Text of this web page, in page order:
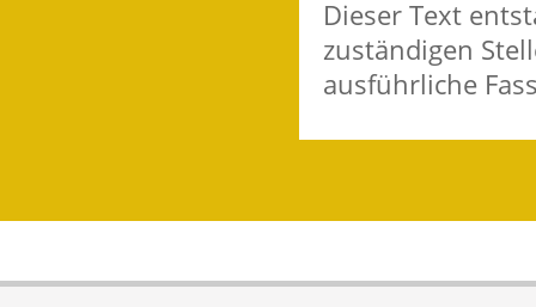
Dieser Text
zuständigen
ausführliche